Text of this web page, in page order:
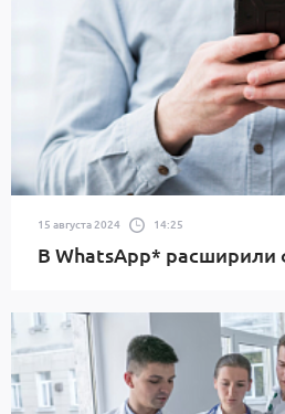
15 августа 2024 14:25
В WhatsApp* расширили